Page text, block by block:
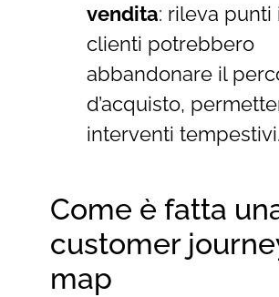
vendita: rileva punti
clienti potrebbero
abbandonare il
d’acquisto,
interventi tempestivi.
Come è fatta
customer
map